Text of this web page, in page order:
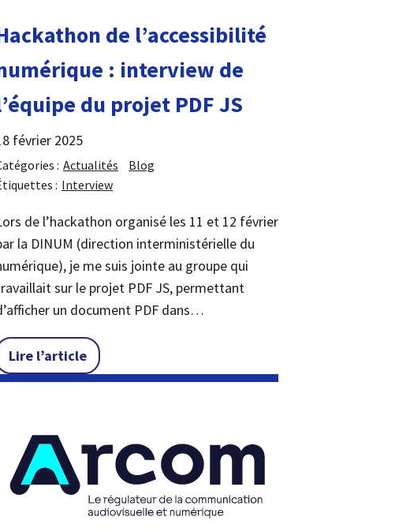
vie ! »
de l’accessibilité
: interview de
du projet PDF JS
février 2025
: Actualités
Blog
: Interview
de l’hackathon organisé les 11 et 12 février
la DINUM (direction interministérielle du
je me suis jointe au groupe qui
sur le projet PDF JS, permettant
un document PDF dans…
Lire l’article« Hackathon de l’accessibilité numérique :